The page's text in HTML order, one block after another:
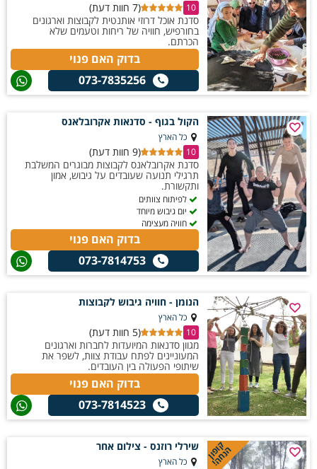
10
(7 חוות דעת)
סדנת אוכל דרוזי אותנטית לקבוצות וארגונים
בחורפיש, חוויה של ריחות וטעמים שלא
הכרתם.
בדוק האם פנוי
073-7835256
הקול בגוף - סדנאות אקרובלאנס
כל הארץ
10
(9 חוות דעת)
סדנת אקרובלאנס לקבוצות מבוגרים המשלבת
תרגילי תנועה שעובדים על גיבוש, אמון
ותקשורת.
לפיתוח צוותים
יום גיבוש מיוחד
חוויה מעצימה
בדוק האם פנוי
073-7814753
הנומן - חוויה גיבוש לקבוצות
כל הארץ
10
(5 חוות דעת)
מגוון סדנאות המיועדות לחברות וארגונים
המעוניינים לפתח עבודת צוות, לשפר את
שיתופי הפעולה בין העובדים.
בדוק האם פנוי
073-7814523
קופון
הנחה! שירלי רוזנס - צילום אחר
כל הארץ